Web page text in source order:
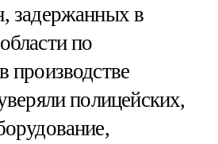
задержанных в
по
производстве
полицейских,